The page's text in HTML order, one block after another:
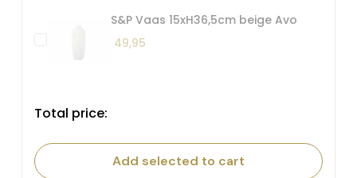
S&P Vaas 15xH36,5cm beige Avo
49,95
Total price:
Add selected to cart